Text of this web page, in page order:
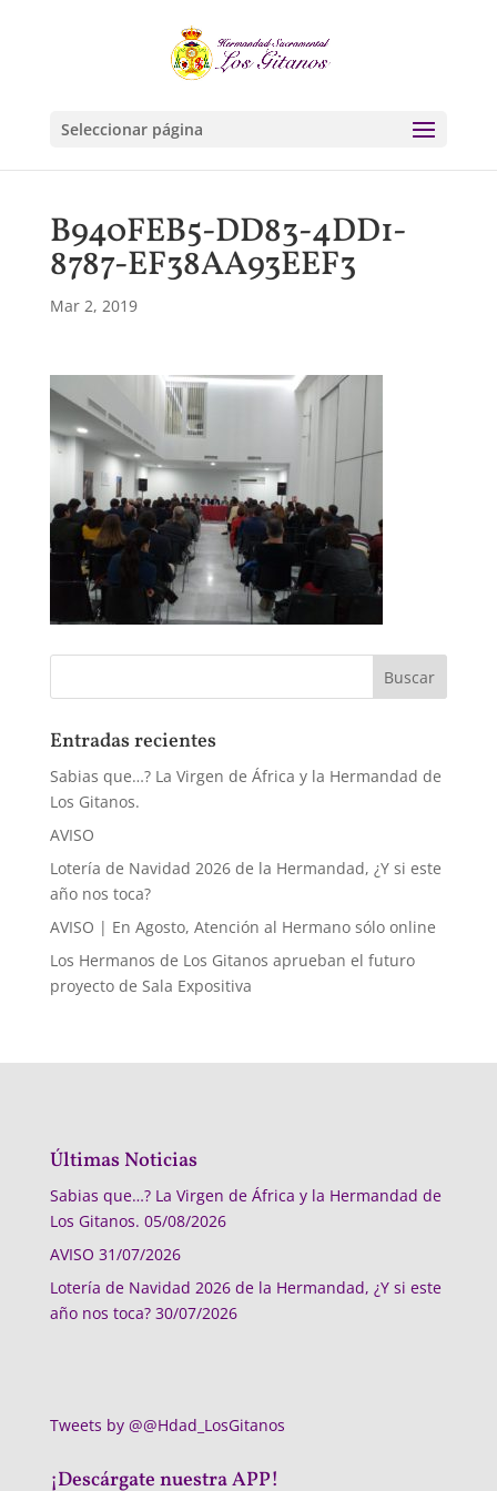
Seleccionar página
B940FEB5-DD83-4DD1-
8787-EF38AA93EEF3
Mar 2, 2019
Entradas recientes
Sabias que…? La Virgen de África y la Hermandad de
Los Gitanos.
AVISO
Lotería de Navidad 2026 de la Hermandad, ¿Y si este
año nos toca?
AVISO | En Agosto, Atención al Hermano sólo online
Los Hermanos de Los Gitanos aprueban el futuro
proyecto de Sala Expositiva
Últimas Noticias
Sabias que…? La Virgen de África y la Hermandad de
Los Gitanos. 05/08/2026
AVISO 31/07/2026
Lotería de Navidad 2026 de la Hermandad, ¿Y si este
año nos toca? 30/07/2026
Tweets by @@Hdad_LosGitanos
¡Descárgate nuestra APP!